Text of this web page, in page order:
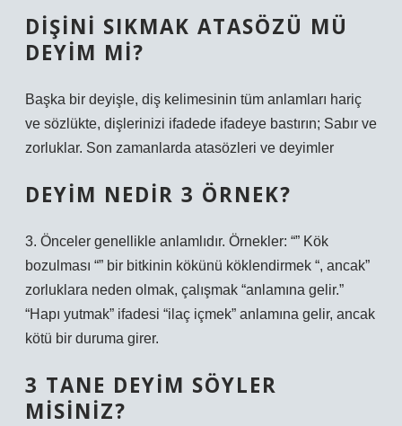
DIŞINI SIKMAK ATASÖZÜ MÜ
DEYIM MI?
Başka bir deyişle, diş kelimesinin tüm anlamları hariç
ve sözlükte, dişlerinizi ifadede ifadeye bastırın; Sabır ve
zorluklar. Son zamanlarda atasözleri ve deyimler
DEYIM NEDIR 3 ÖRNEK?
3. Önceler genellikle anlamlıdır. Örnekler: “” Kök
bozulması “” bir bitkinin kökünü köklendirmek “, ancak”
zorluklara neden olmak, çalışmak “anlamına gelir.”
“Hapı yutmak” ifadesi “ilaç içmek” anlamına gelir, ancak
kötü bir duruma girer.
3 TANE DEYIM SÖYLER
MISINIZ?